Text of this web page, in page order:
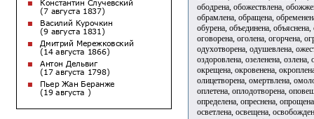
ободрена, обожествлена,
обрамлена, обращена,
обурена, объединена,
оговорена, оголена, огорчена,
одухотворена, одушевлена,
оздоровлена, озеленена,
окрещена, окровенена,
олицетворена, омертвлена,
оплетена, оплодотворена,
определена, опреснена,
осветлена, освещена,